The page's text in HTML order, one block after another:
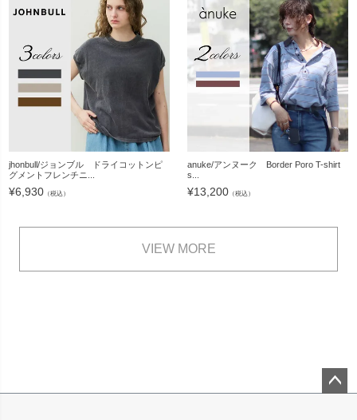
jhonbull/ジョンブル ドライコットンピ
グメントフレンチニ...
¥6,930 （税込）
anuke/アンヌーク Border Poro T-shirt
s...
¥13,200 （税込）
VIEW MORE